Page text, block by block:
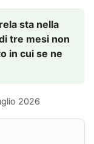
sta nella
tre mesi non
in cui se ne
2026